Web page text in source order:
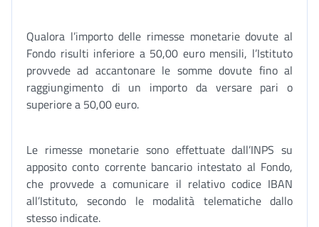
Qualora l’importo delle rimesse monetarie dovute al
Fondo risulti inferiore a 50,00 euro mensili, l’Istituto
provvede ad accantonare le somme dovute fino al
raggiungimento di un importo da versare pari o
superiore a 50,00 euro.
Le rimesse monetarie sono effettuate dall’INPS su
apposito conto corrente bancario intestato al Fondo,
che provvede a comunicare il relativo codice IBAN
all’Istituto, secondo le modalità telematiche dallo
stesso indicate.